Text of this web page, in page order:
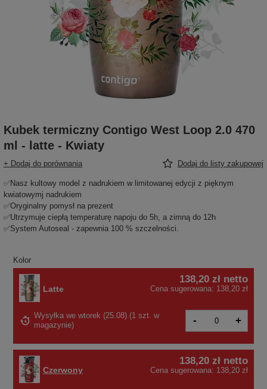
Kubek termiczny Contigo West Loop 2.0 470
ml - latte - Kwiaty
+ Dodaj do porównania Dodaj do listy zakupowej
✅Nasz kultowy model z nadrukiem w limitowanej edycji z pięknym
kwiatowymj nadrukiem
✅Oryginalny pomysł na prezent
✅Utrzymuje ciepłą temperaturę napoju do 5h, a zimną do 12h
✅System Autoseal - zapewnia 100 % szczelności.
Kolor
Czerwony
138,20 zł netto
Cena sugerowana: 138,20 zł
Latte
138,20 zł netto
Cena sugerowana: 138,20 zł
Wysyłka we wtorek (25.08) (1 szt. w
magazynie) - +